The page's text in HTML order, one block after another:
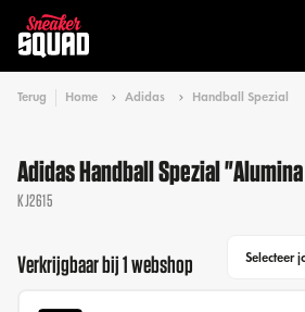
Terug Home Adidas Handball Spezial
Adidas Handball Spezial
KJ2615
Verkrijgbaar bij 1 webshop Selecteer